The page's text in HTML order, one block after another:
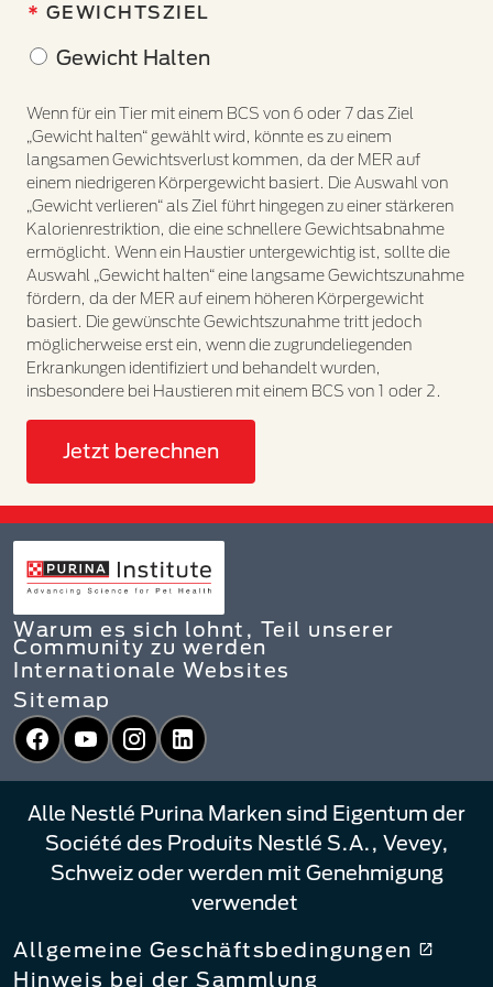
GEWICHTSZIEL
Gewicht Halten
Wenn für ein Tier mit einem BCS von 6 oder 7 das Ziel
„Gewicht halten“ gewählt wird, könnte es zu einem
langsamen Gewichtsverlust kommen, da der MER auf
einem niedrigeren Körpergewicht basiert. Die Auswahl von
„Gewicht verlieren“ als Ziel führt hingegen zu einer stärkeren
Kalorienrestriktion, die eine schnellere Gewichtsabnahme
ermöglicht. Wenn ein Haustier untergewichtig ist, sollte die
Auswahl „Gewicht halten“ eine langsame Gewichtszunahme
fördern, da der MER auf einem höheren Körpergewicht
basiert. Die gewünschte Gewichtszunahme tritt jedoch
möglicherweise erst ein, wenn die zugrundeliegenden
Erkrankungen identifiziert und behandelt wurden,
insbesondere bei Haustieren mit einem BCS von 1 oder 2.
Jetzt berechnen
Warum es sich lohnt, Teil unserer
Community zu werden
Internationale Websites
Sitemap
Facebook
YouTubeInstagram
LinkedIn
Alle Nestlé Purina Marken sind Eigentum der
Société des Produits Nestlé S.A., Vevey,
Schweiz oder werden mit Genehmigung
verwendet
Allgemeine Geschäftsbedingungen
Hinweis bei der Sammlung